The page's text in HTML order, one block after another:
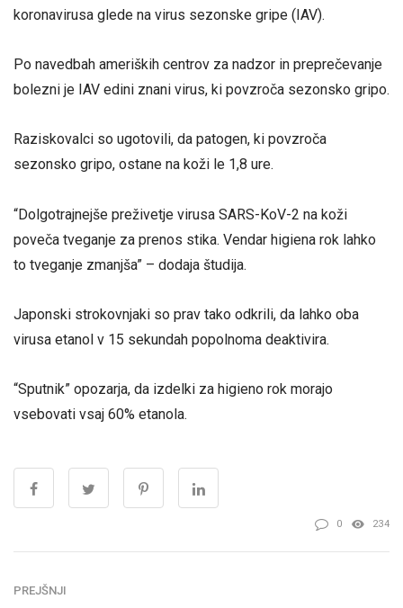
koronavirusa glede na virus sezonske gripe (IAV).
Po navedbah ameriških centrov za nadzor in preprečevanje
bolezni je IAV edini znani virus, ki povzroča sezonsko gripo.
Raziskovalci so ugotovili, da patogen, ki povzroča
sezonsko gripo, ostane na koži le 1,8 ure.
“Dolgotrajnejše preživetje virusa SARS-KoV-2 na koži
poveča tveganje za prenos stika. Vendar higiena rok lahko
to tveganje zmanjša” – dodaja študija.
Japonski strokovnjaki so prav tako odkrili, da lahko oba
virusa etanol v 15 sekundah popolnoma deaktivira.
“Sputnik” opozarja, da izdelki za higieno rok morajo
vsebovati vsaj 60% etanola.
0 234
PREJŠNJI